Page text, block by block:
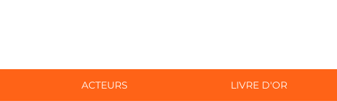
ACTEURS LIVRE D'OR